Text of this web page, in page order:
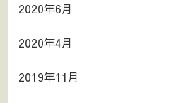
2020年6月
2020年4月
2019年11月